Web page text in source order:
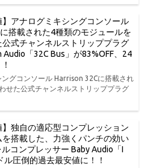
】アナログミキシングコンソール
搭載された4種類のモジュールを
式チャンネルストリッププラグ
Audio「32C Bus」が83%OFF、24
ングコンソール Harrison 32Cに搭載され
せた公式チャンネルストリッププラグ
】独自の適応型コンプレッション
を搭載した、力強くパンチの効い
コンプレッサー Baby Audio「I
ル圧倒的過去最安値に！！